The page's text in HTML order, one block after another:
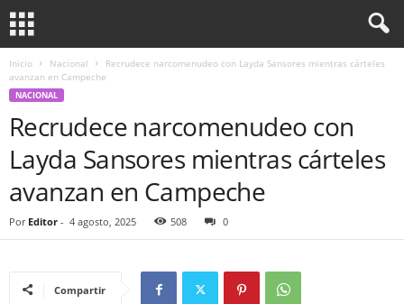
Inicio Nacional
Recrudece narcomenudeo con Layda Sansores mientras cárteles
avanzan en Campeche
NACIONAL
Recrudece narcomenudeo con
Layda Sansores mientras cárteles
avanzan en Campeche
Por Editor - 4 agosto, 2025 508 0
Compartir